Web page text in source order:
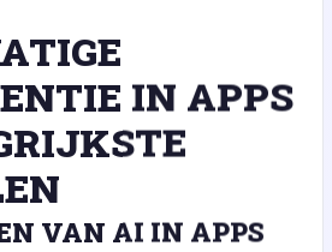
IN APPS
VAN AI IN APPS